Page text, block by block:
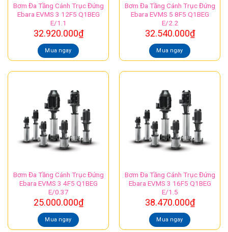
Bơm Đa Tầng Cánh Trục Đứng
Ebara EVMS 3 12F5 Q1BEG
E/1.1
32.920.000₫
Mua ngay
Bơm Đa Tầng Cánh Trục Đứng
Ebara EVMS 5 8F5 Q1BEG
E/2.2
32.540.000₫
Mua ngay
Bơm Đa Tầng Cánh Trục Đứng
Ebara EVMS 3 4F5 Q1BEG
E/0.37
25.000.000₫
Mua ngay
Bơm Đa Tầng Cánh Trục Đứng
Ebara EVMS 3 16F5 Q1BEG
E/1.5
38.470.000₫
Mua ngay